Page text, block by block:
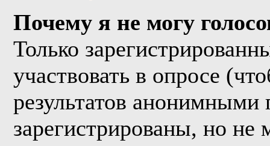
Почему я не могу
Только
участвовать в опросе
результатов
зарегистрированы, но не